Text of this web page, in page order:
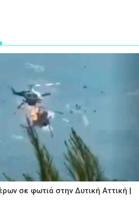
σε φωτιά στην Δυτική Αττική |